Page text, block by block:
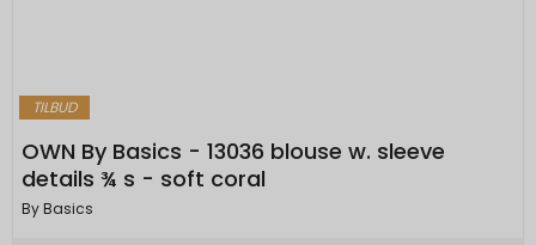
TILBUD
OWN By Basics - 13036 blouse w. sleeve
details ¾ s - soft coral
By Basics